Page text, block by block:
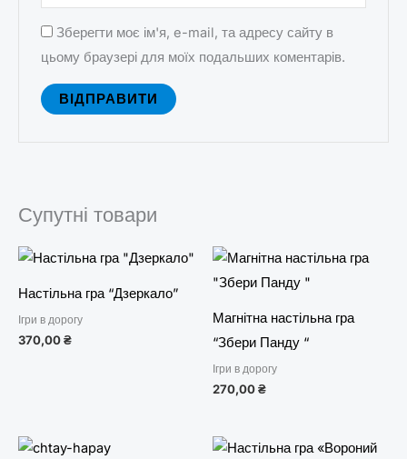
Зберегти моє ім'я, e-mail, та адресу сайту в
цьому браузері для моїх подальших коментарів.
Супутні товари
Настільна гра “Дзеркало”
Ігри в дорогу
370,00₴
Магнітна настільна гра
“Збери Панду “
Ігри в дорогу
270,00₴